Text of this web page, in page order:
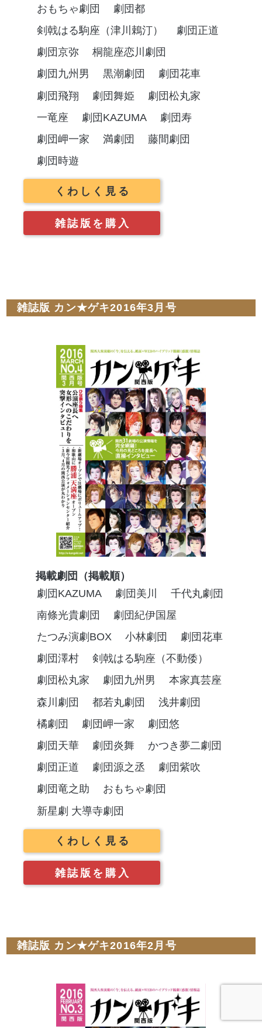
おもちゃ劇団
劇団都
剣戟はる駒座（津川鵣汀）
劇団正道
劇団京弥
桐龍座恋川劇団
劇団九州男
黒潮劇団
劇団花車
劇団飛翔
劇団舞姫
劇団松丸家
一竜座
劇団KAZUMA
劇団寿
劇団岬一家
満劇団
藤間劇団
劇団時遊
くわしく見る
雑誌版を購入
雑誌版 カン★ゲキ2016年3月号
掲載劇団（掲載順）
劇団KAZUMA
劇団美川
千代丸劇団
南條光貴劇団
劇団紀伊国屋
たつみ演劇BOX
小林劇団
劇団花車
劇団澤村
剣戟はる駒座（不動倭）
劇団松丸家
劇団九州男
本家真芸座
森川劇団
都若丸劇団
浅井劇団
橘劇団
劇団岬一家
劇団悠
劇団天華
劇団炎舞
かつき夢二劇団
劇団正道
劇団源之丞
劇団紫吹
劇団竜之助
おもちゃ劇団
新星劇 大導寺劇団
くわしく見る
雑誌版を購入
雑誌版 カン★ゲキ2016年2月号